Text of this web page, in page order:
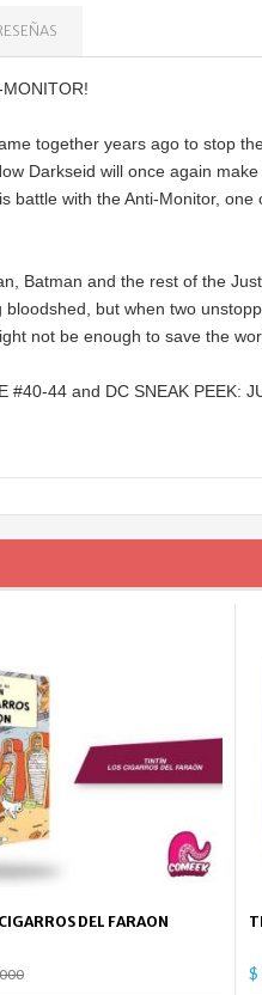
MONITOR!
together years ago to stop
Darkseid will once again
battle with the Anti-Monitor,
Batman and the rest of the
but when two
not be enough to save the
#40-44 and DC SNEAK PEEK:
DEL FARAON
$